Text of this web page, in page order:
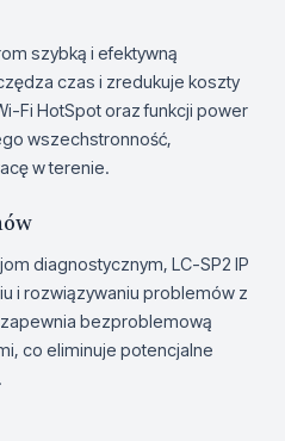
szybką i efektywną
czas i zredukuje koszty
Fi HotSpot oraz funkcji power
wszechstronność,
w terenie.
diagnostycznym, LC-SP2 IP
i rozwiązywaniu problemów z
zapewnia bezproblemową
co eliminuje potencjalne